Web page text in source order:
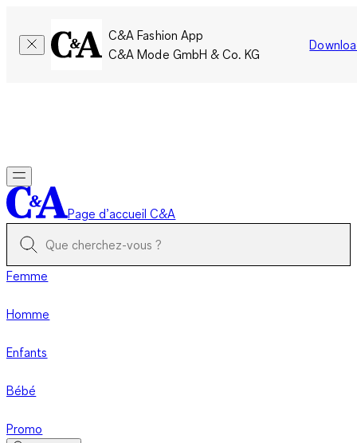
C&A Fashion App
C&A Mode GmbH & Co. KG
Page d’accueil C&A
Femme
Homme
Enfants
Bébé
Promo